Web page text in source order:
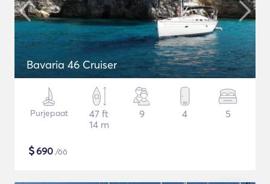
Bavaria 46 Cruiser
Purjepaat
47 ft
14 m
9 4 5
$690 /öö